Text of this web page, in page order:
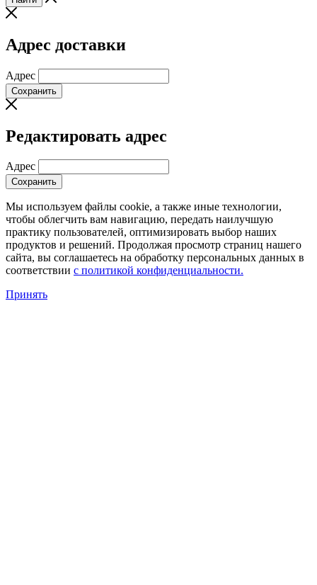
Адрес доставки
Адрес
Сохранить
Редактировать адрес
Адрес
Сохранить
Мы используем файлы cookie, а также иные технологии,
чтобы облегчить вам навигацию, передать наилучшую
практику пользователей, оптимизировать выбор наших
продуктов и решений. Продолжая просмотр страниц нашего
сайта, вы соглашаетесь на обработку персональных данных в
соответствии с политикой конфиденциальности.
Принять